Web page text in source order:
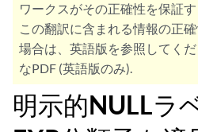
ワークスがその正確性を保証
この翻訳に含まれる情報の正
場合は、英語版を参照してく
なPDF (英語版のみ).
明示的NULLラ